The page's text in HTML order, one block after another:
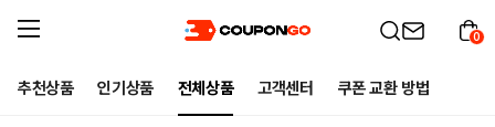
추천상품 인기상품 전체상품 고객센터 쿠폰 교환 방법
0